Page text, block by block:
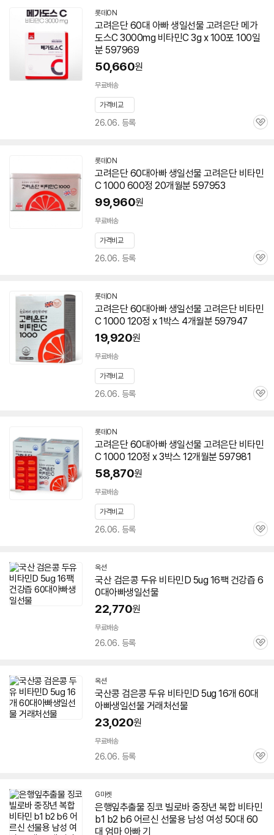
롯데ON
고려은단60대 아빠생일선물 고려은단 메가
도스C 3000mg 비타민C 3g x 100포 100일
분 597969
50,660원
무료배송
가격비교
26.06. 등록
관
롯데ON
고려은단60대아빠생일선물 고려은단 비타민
C 1000 600정 20개월분 597953
99,960원
무료배송
가격비교
26.06. 등록
관
롯데ON
고려은단60대아빠생일선물 고려은단 비타민
C 1000 120정 x 1박스 4개월분 597947
19,920원
무료배송
가격비교
26.06. 등록
관
롯데ON
고려은단60대아빠생일선물 고려은단 비타민
C 1000 120정 x 3박스 12개월분 597981
58,870원
무료배송
가격비교
26.06. 등록
관
옥션
국산 검은콩 두유 비타민D 5ug 16팩 건강즙 6
0대아빠생일선물
22,770원
무료배송
26.06. 등록
관
옥션
국산콩 검은콩 두유 비타민D 5ug 16개 60대
아빠생일선물 거래처선물
23,020원
무료배송
26.06. 등록
관
G마켓
은행잎추출물 징코 빌로바 중장년 복합 비타민
b1 b2 b6 어르신 선물용 남성 여성 50대 60
대 엄마아빠기